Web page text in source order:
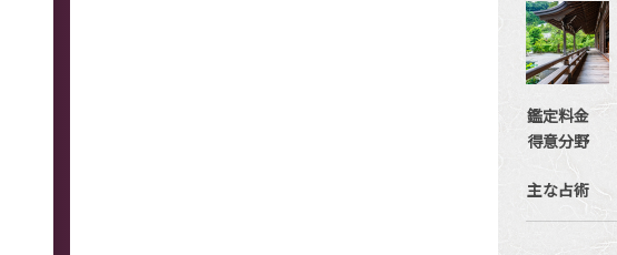
鑑定料金
得意分野
主な占術